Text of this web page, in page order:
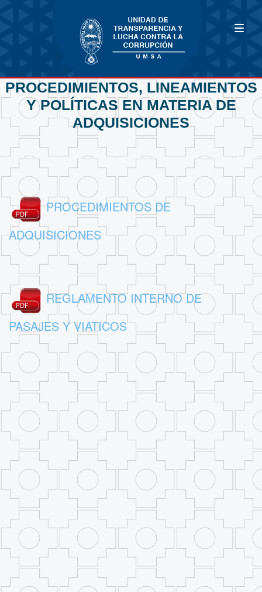
PROCEDIMIENTOS, LINEAMIENTOS
Y POLÍTICAS EN MATERIA DE
ADQUISICIONES
PROCEDIMIENTOS DE
ADQUISICIONES
REGLAMENTO INTERNO DE
PASAJES Y VIATICOS